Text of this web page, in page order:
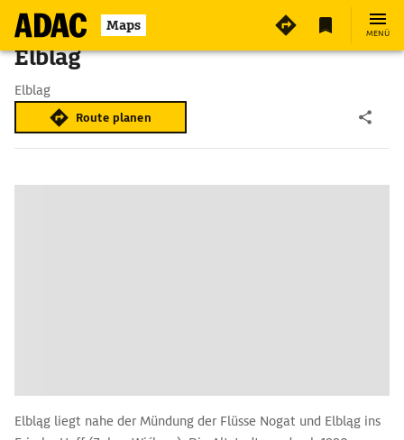
Maps MENÜ
Elblag
Elblag
Route planen
Elbląg liegt nahe der Mündung der Flüsse Nogat und Elbląg ins